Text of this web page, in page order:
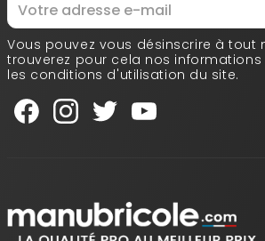
Vous pouvez vous désinscrire à tout
trouverez pour cela nos
les conditions d'utilisation du site.